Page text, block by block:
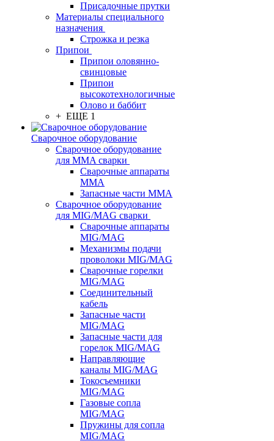
Присадочные прутки
Материалы специального
назначения
Строжка и резка
Припои
Припои оловянно-
свинцовые
Припои
высокотехнологичные
Олово и баббит
+ ЕЩЕ 1
Сварочное оборудование
Сварочное оборудование
для MMA сварки
Сварочные аппараты
MMA
Запасные части MMA
Сварочное оборудование
для MIG/MAG сварки
Сварочные аппараты
MIG/MAG
Механизмы подачи
проволоки MIG/MAG
Сварочные горелки
MIG/MAG
Соединительный
кабель
Запасные части
MIG/MAG
Запасные части для
горелок MIG/MAG
Направляющие
каналы MIG/MAG
Токосъемники
MIG/MAG
Газовые сопла
MIG/MAG
Пружины для сопла
MIG/MAG